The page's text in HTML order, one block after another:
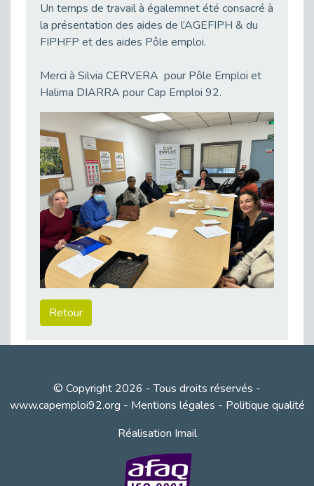
L’Aménagement Raisonnable : Un Levier pour l’Équité
Publié le 29/04/2026
Publié le 29/04/2026
Mobilisation pour l’alternance et le handicap
Publié le 24/04/2026
Handicap moteur et emploi : réussir ses recrutements vidéo
Publié le 23/04/2026
Témoignage : "Le maintien en emploi est un investissement, pas une contrainte."
Publié le 22/04/2026
L’équipe de Cap Emploi 92 s’agrandit : Bienvenue à Charmila, Khoudia et Fadila !
Publié le 20/04/2026
[RETOUR SUR] Une session de recrutement inclusive réussie à Asnières !
Publié le 20/04/2026
Recrutement et Handicap : Et si vous testiez avant de vous engager ?
Publié le 13/04/2026
Un temps de travail à égalemnet été consacré à
la présentation des aides de l’AGEFIPH & du
FIPHFP et des aides Pôle emploi.
Merci à Silvia CERVERA pour Pôle Emploi et
Halima DIARRA pour Cap Emploi 92.
Retour
© Copyright 2026 - Tous droits réservés -
www.capemploi92.org - Mentions légales - Politique qualité
Réalisation Imail